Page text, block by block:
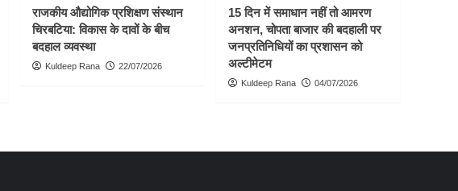
राजकीय औद्योगिक प्रशिक्षण संस्थान
चिरबटिया: विकास के दावों के बीच
बदहाल व्यवस्था
Kuldeep Rana 22/07/2026
15 दिन में समाधान नहीं तो आमरण
अनशन, चोपता बाजार की बदहाली पर
जनप्रतिनिधियों का प्रशासन को
अल्टीमेटम
Kuldeep Rana 04/07/2026